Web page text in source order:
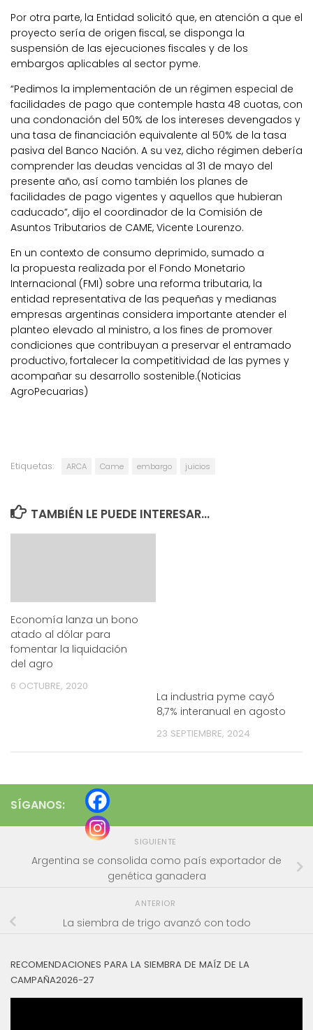
Por otra parte, la Entidad solicitó que, en atención a que el
proyecto sería de origen fiscal, se disponga la
suspensión de las ejecuciones fiscales y de los
embargos aplicables al sector pyme.
“Pedimos la implementación de un régimen especial de
facilidades de pago que contemple hasta 48 cuotas, con
una condonación del 50% de los intereses devengados y
una tasa de financiación equivalente al 50% de la tasa
pasiva del Banco Nación. A su vez, dicho régimen debería
comprender las deudas vencidas al 31 de mayo del
presente año, así como también los planes de
facilidades de pago vigentes y aquellos que hubieran
caducado”, dijo el coordinador de la Comisión de
Asuntos Tributarios de CAME, Vicente Lourenzo.
En un contexto de consumo deprimido, sumado a
la propuesta realizada por el Fondo Monetario
Internacional (FMI) sobre una reforma tributaria, la
entidad representativa de las pequeñas y medianas
empresas argentinas considera importante atender el
planteo elevado al ministro, a los fines de promover
condiciones que contribuyan a preservar el entramado
productivo, fortalecer la competitividad de las pymes y
acompañar su desarrollo sostenible.(Noticias
AgroPecuarias)
Etiquetas: ARCA Came embargo juicios
TAMBIÉN LE PUEDE INTERESAR...
Economía lanza un bono
atado al dólar para
fomentar la liquidación
del agro
6 OCTUBRE, 2020
La industria pyme cayó
8,7% interanual en agosto
23 SEPTIEMBRE, 2024
SÍGANOS:
SIGUIENTE
Argentina se consolida como país exportador de
genética ganadera
ANTERIOR
La siembra de trigo avanzó con todo
RECOMENDACIONES PARA LA SIEMBRA DE MAÍZ DE LA
CAMPAÑA2026-27